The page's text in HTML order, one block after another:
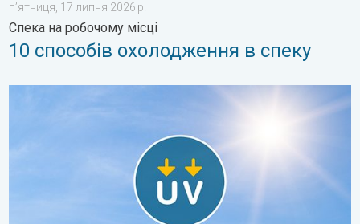
пʼятниця, 17 липня 2026 р.
Спека на робочому місці
10 способів охолодження в спеку
Високий рівень ультрафіолету в Україні. Будьте